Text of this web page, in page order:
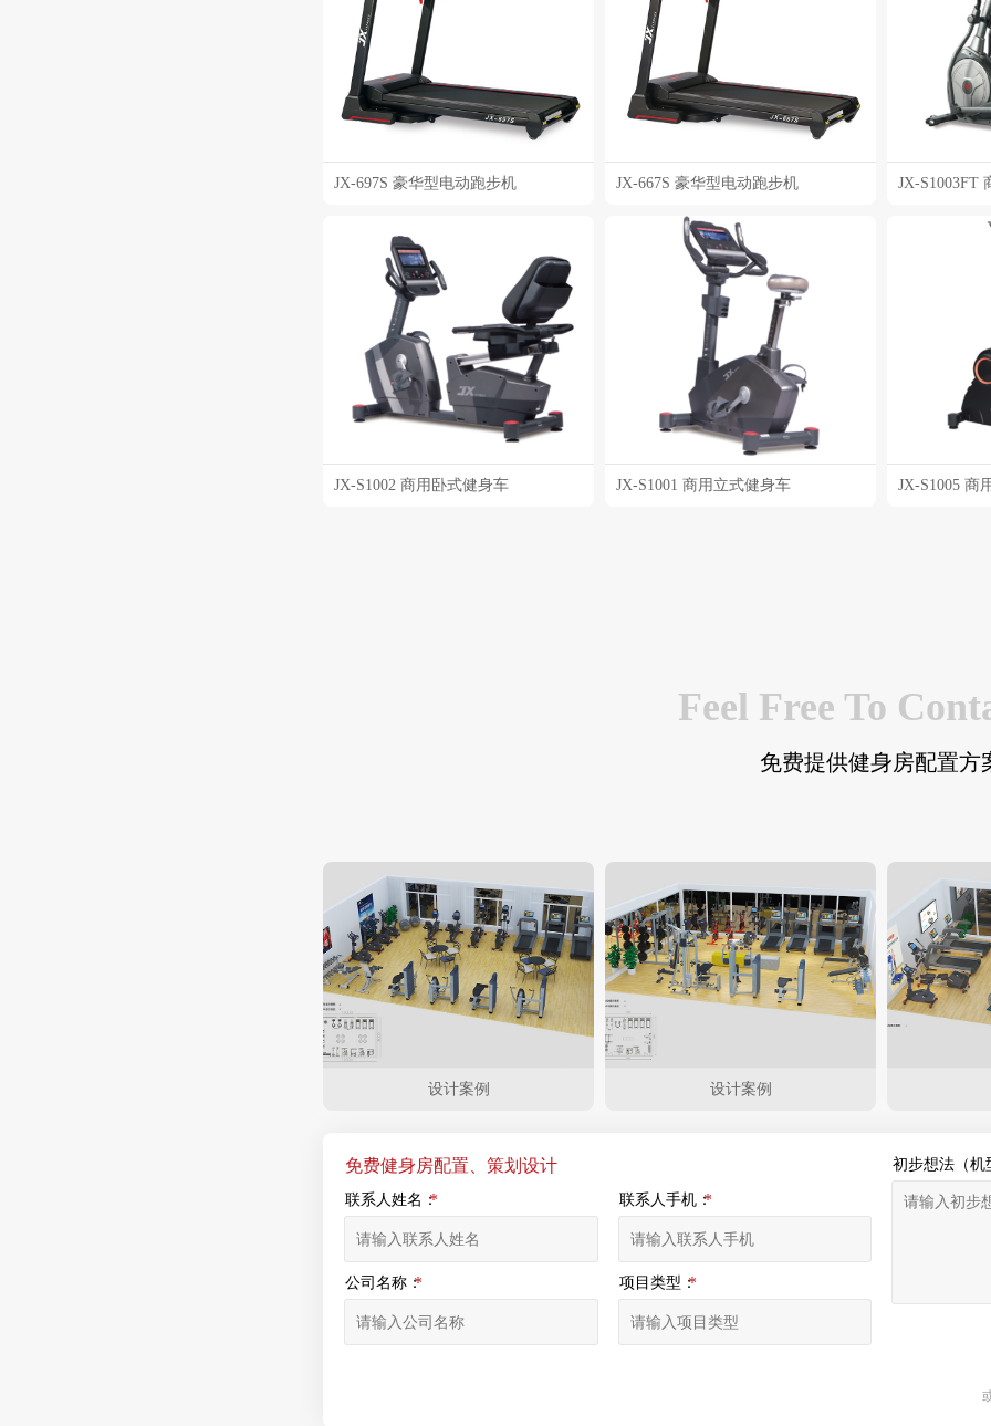
JX-697S 豪华型电动跑步机 JX-667S 豪华型电动跑步机 JX-S1003FT
JX-S1002 商用卧式健身车 JX-S1001 商用立式健身车 JX-S1005 商
Feel Free To
免费提供健身房配置方
设计案例 设计案例
免费健身房配置、策划设计
联系人姓名： 联系人手机：
公司名称： 项目类型：
初步想法（机